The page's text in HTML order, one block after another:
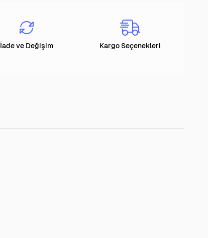
İade ve Değişim Kargo Seçenekleri